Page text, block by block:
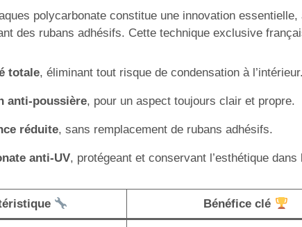
polycarbonate constitue une innovation
des rubans adhésifs. Cette technique exclusive
totale, éliminant tout risque de condensation à l’intérieur.
anti-poussière, pour un aspect toujours clair et propre.
réduite, sans remplacement de rubans adhésifs.
anti-UV, protégeant et conservant l’esthétique dans
Bénéfice clé